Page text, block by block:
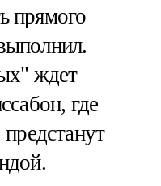
прямого
ждет
где